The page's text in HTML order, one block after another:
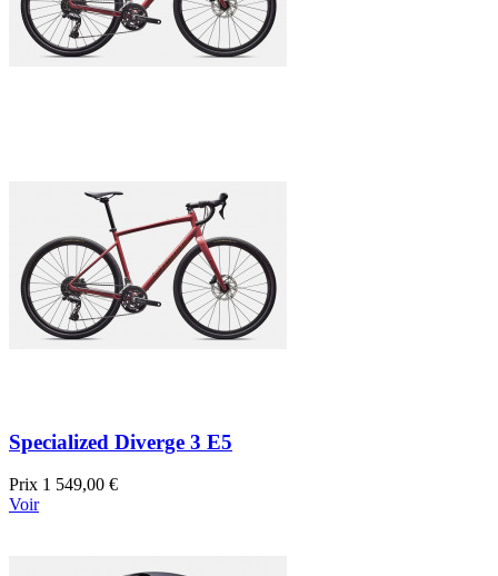
Specialized Diverge 3 E5
Prix 1 549,00 €
Voir